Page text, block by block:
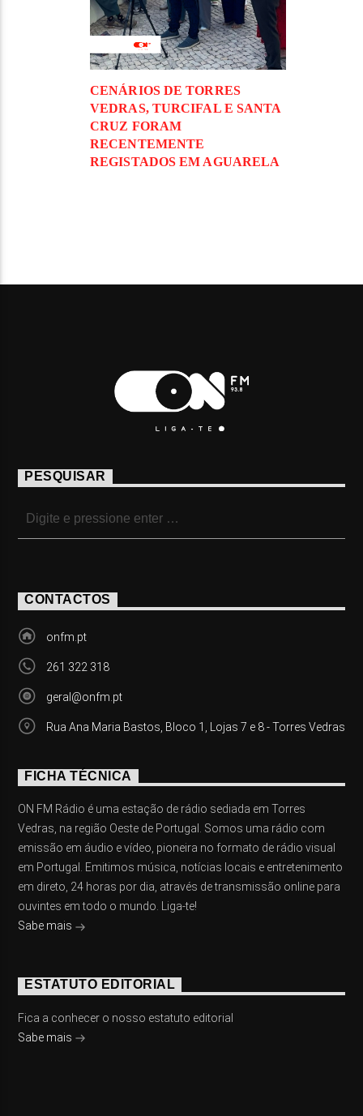
CENÁRIOS DE TORRES
VEDRAS, TURCIFAL E SANTA
CRUZ FORAM
RECENTEMENTE
REGISTADOS EM AGUARELA
PESQUISAR
CONTACTOS
onfm.pt
261 322 318
geral@onfm.pt
Rua Ana Maria Bastos, Bloco 1, Lojas 7 e 8 - Torres Vedras
FICHA TÉCNICA
ON FM Rádio é uma estação de rádio sediada em Torres
Vedras, na região Oeste de Portugal. Somos uma rádio com
emissão em áudio e vídeo, pioneira no formato de rádio visual
em Portugal. Emitimos música, notícias locais e entretenimento
em direto, 24 horas por dia, através de transmissão online para
ouvintes em todo o mundo. Liga-te!
Sabe mais
ESTATUTO EDITORIAL
Fica a conhecer o nosso estatuto editorial
Sabe mais